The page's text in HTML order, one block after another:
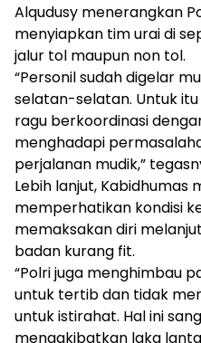
Alqudusy menerangkan
menyiapkan tim urai di
jalur tol maupun non tol.
“Personil sudah digelar
selatan-selatan. Untuk
ragu berkoordinasi
menghadapi
perjalanan mudik,”
Lebih lanjut,
memperhatikan kondisi
memaksakan diri
badan kurang fit.
“Polri juga menghimbau
untuk tertib dan tidak
untuk istirahat. Hal ini
mengakibatkan laka